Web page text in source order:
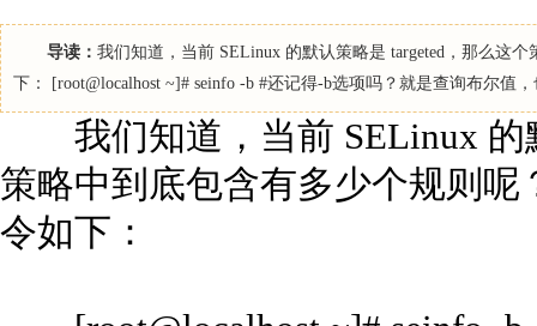
导读： 我们知道，当前 SELinux 的默认策略是 targeted，那么这
下： [root@localhost ~]# seinfo -b #还记得-b选项吗？就是查询布尔值
我们知道，当前 SELinux 的
策略中到底包含有多少个规则呢
令如下：